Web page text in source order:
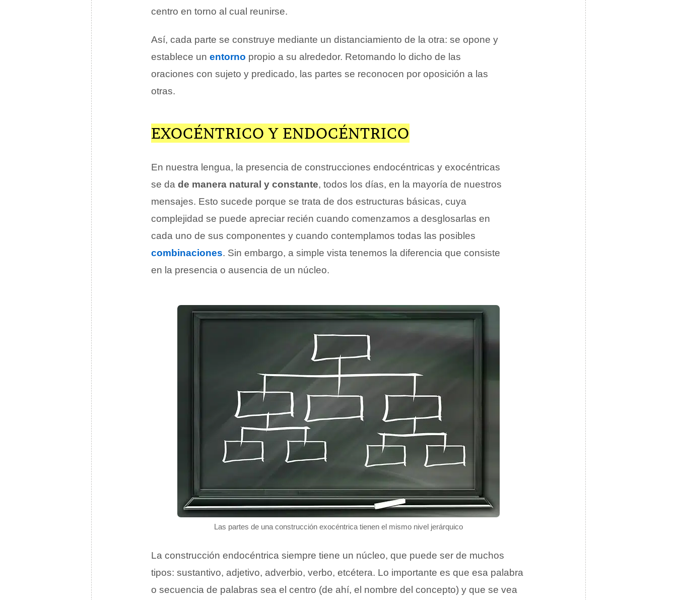
centro en torno al cual reunirse.
Así, cada parte se construye mediante un distanciamiento de la otra: se opone y
establece un entorno propio a su alrededor. Retomando lo dicho de las
oraciones con sujeto y predicado, las partes se reconocen por oposición a las
otras.
EXOCÉNTRICO Y ENDOCÉNTRICO
En nuestra lengua, la presencia de construcciones endocéntricas y exocéntricas
se da de manera natural y constante, todos los días, en la mayoría de nuestros
mensajes. Esto sucede porque se trata de dos estructuras básicas, cuya
complejidad se puede apreciar recién cuando comenzamos a desglosarlas en
cada uno de sus componentes y cuando contemplamos todas las posibles
combinaciones. Sin embargo, a simple vista tenemos la diferencia que consiste
en la presencia o ausencia de un núcleo.
Las partes de una construcción exocéntrica tienen el mismo nivel jerárquico
La construcción endocéntrica siempre tiene un núcleo, que puede ser de muchos
tipos: sustantivo, adjetivo, adverbio, verbo, etcétera. Lo importante es que esa palabra
o secuencia de palabras sea el centro (de ahí, el nombre del concepto) y que se vea